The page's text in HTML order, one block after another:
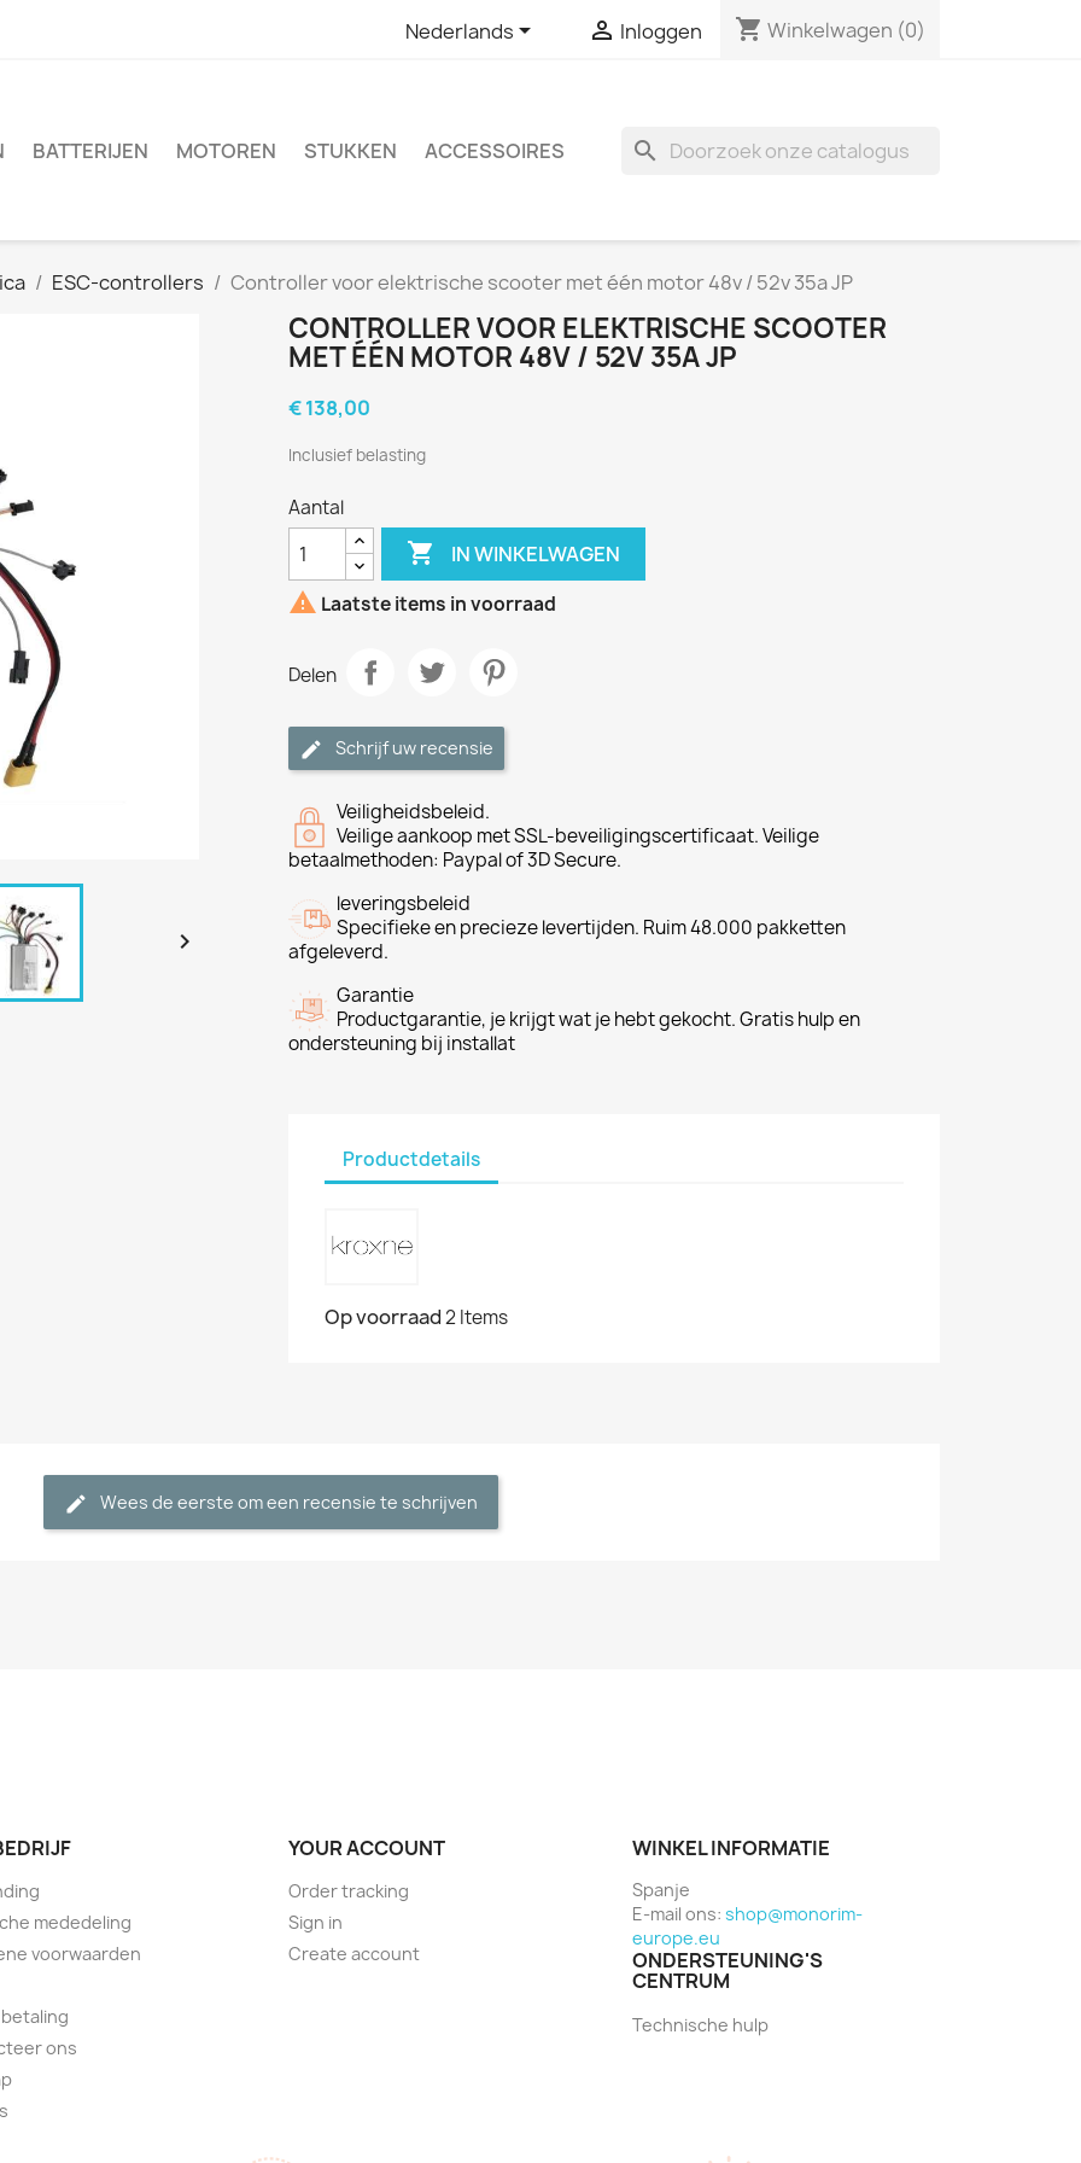
Nederlands  Inloggen shopping_cart Winkelwagen (0)
BATTERIJEN MOTOREN STUKKEN ACCESSOIRES search
ESC-controllers Controller voor elektrische scooter met één motor 48v / 52v 35a JP

CONTROLLER VOOR ELEKTRISCHE SCOOTER
MET ÉÉN MOTOR 48V / 52V 35A JP
€ 138,00
Inclusief belasting
Aantal
 IN WINKELWAGEN
 Laatste items in voorraad
Delen
Schrijf uw recensie
Veiligheidsbeleid.
Veilige aankoop met SSL-beveiligingscertificaat. Veilige
betaalmethoden: Paypal of 3D Secure.
leveringsbeleid
Specifieke en precieze levertijden. Ruim 48.000 pakketten
afgeleverd.
Garantie
Productgarantie, je krijgt wat je hebt gekocht. Gratis hulp en
ondersteuning bij installat
Productdetails
Op voorraad2 Items
Wees de eerste om een recensie te schrijven
mededeling
voorwaarden
ons
YOUR ACCOUNT
Order tracking
Sign in
Create account
WINKEL INFORMATIE
Spanje
E-mail ons: shop@monorim-
europe.eu
ONDERSTEUNING'S
CENTRUM
Technische hulp